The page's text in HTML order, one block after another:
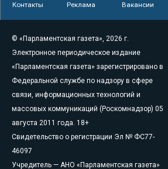
Контакты Реклама Вакансии
© «Парламентская газета», 2026 г.
Электронное периодическое издание
«Парламентская газета» зарегистрировано в
Федеральной службе по надзору в сфере
связи, информационных технологий и
массовых коммуникаций (Роскомнадзор) 05
августа 2011 года. 18+
Свидетельство о регистрации Эл № ФС77-
46097
Учредитель — АНО «Парламентская газета»